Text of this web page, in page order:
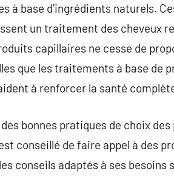
à base d’ingrédients naturels.
un traitement des cheveux
capillaires ne cesse de
que les traitements à base de
à renforcer la santé
bonnes pratiques de choix
conseillé de faire appel à des
conseils adaptés à ses besoins